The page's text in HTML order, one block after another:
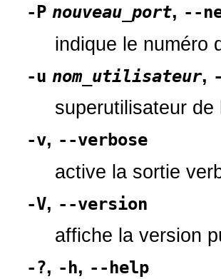
-P nouveau_port, --
indique le numéro
-u nom_utilisateur,
superutilisateur de
-v, --verbose
active la sortie
-V, --version
affiche la version
-?, -h, --help